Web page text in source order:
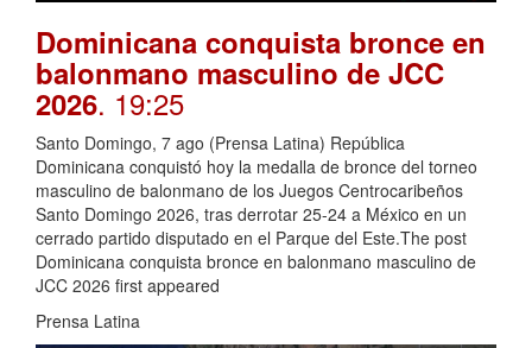
Dominicana conquista bronce en
balonmano masculino de JCC
2026. 19:25
Santo Domingo, 7 ago (Prensa Latina) República
Dominicana conquistó hoy la medalla de bronce del torneo
masculino de balonmano de los Juegos Centrocaribeños
Santo Domingo 2026, tras derrotar 25-24 a México en un
cerrado partido disputado en el Parque del Este.The post
Dominicana conquista bronce en balonmano masculino de
JCC 2026 first appeared
Prensa Latina